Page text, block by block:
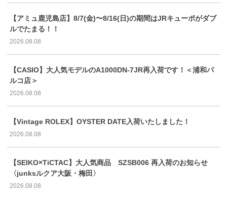
【アミュ鹿児島店】8/7(金)〜8/16(日)の期間はJRキューポがダブ
ルでたまる！！
2026.08.08
【CASIO】大人気モデルのA1000DN-7JR再入荷です！＜浦和パ
ルコ店＞
2026.08.08
【Vintage ROLEX】OYSTER DATE入荷いたしました！
2026.08.08
【SEIKO×TiCTAC】大人気商品 SZSB006 再入荷のお知らせ
〈junksルクア大阪・梅田〉
2026.08.08